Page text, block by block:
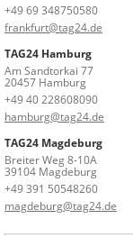
+49 69 348750580
frankfurt@tag24.de
TAG24 Hamburg
Am Sandtorkai 77
20457 Hamburg
+49 40 228608090
hamburg@tag24.de
TAG24 Magdeburg
Breiter Weg 8-10A
39104 Magdeburg
+49 391 50548260
magdeburg@tag24.de